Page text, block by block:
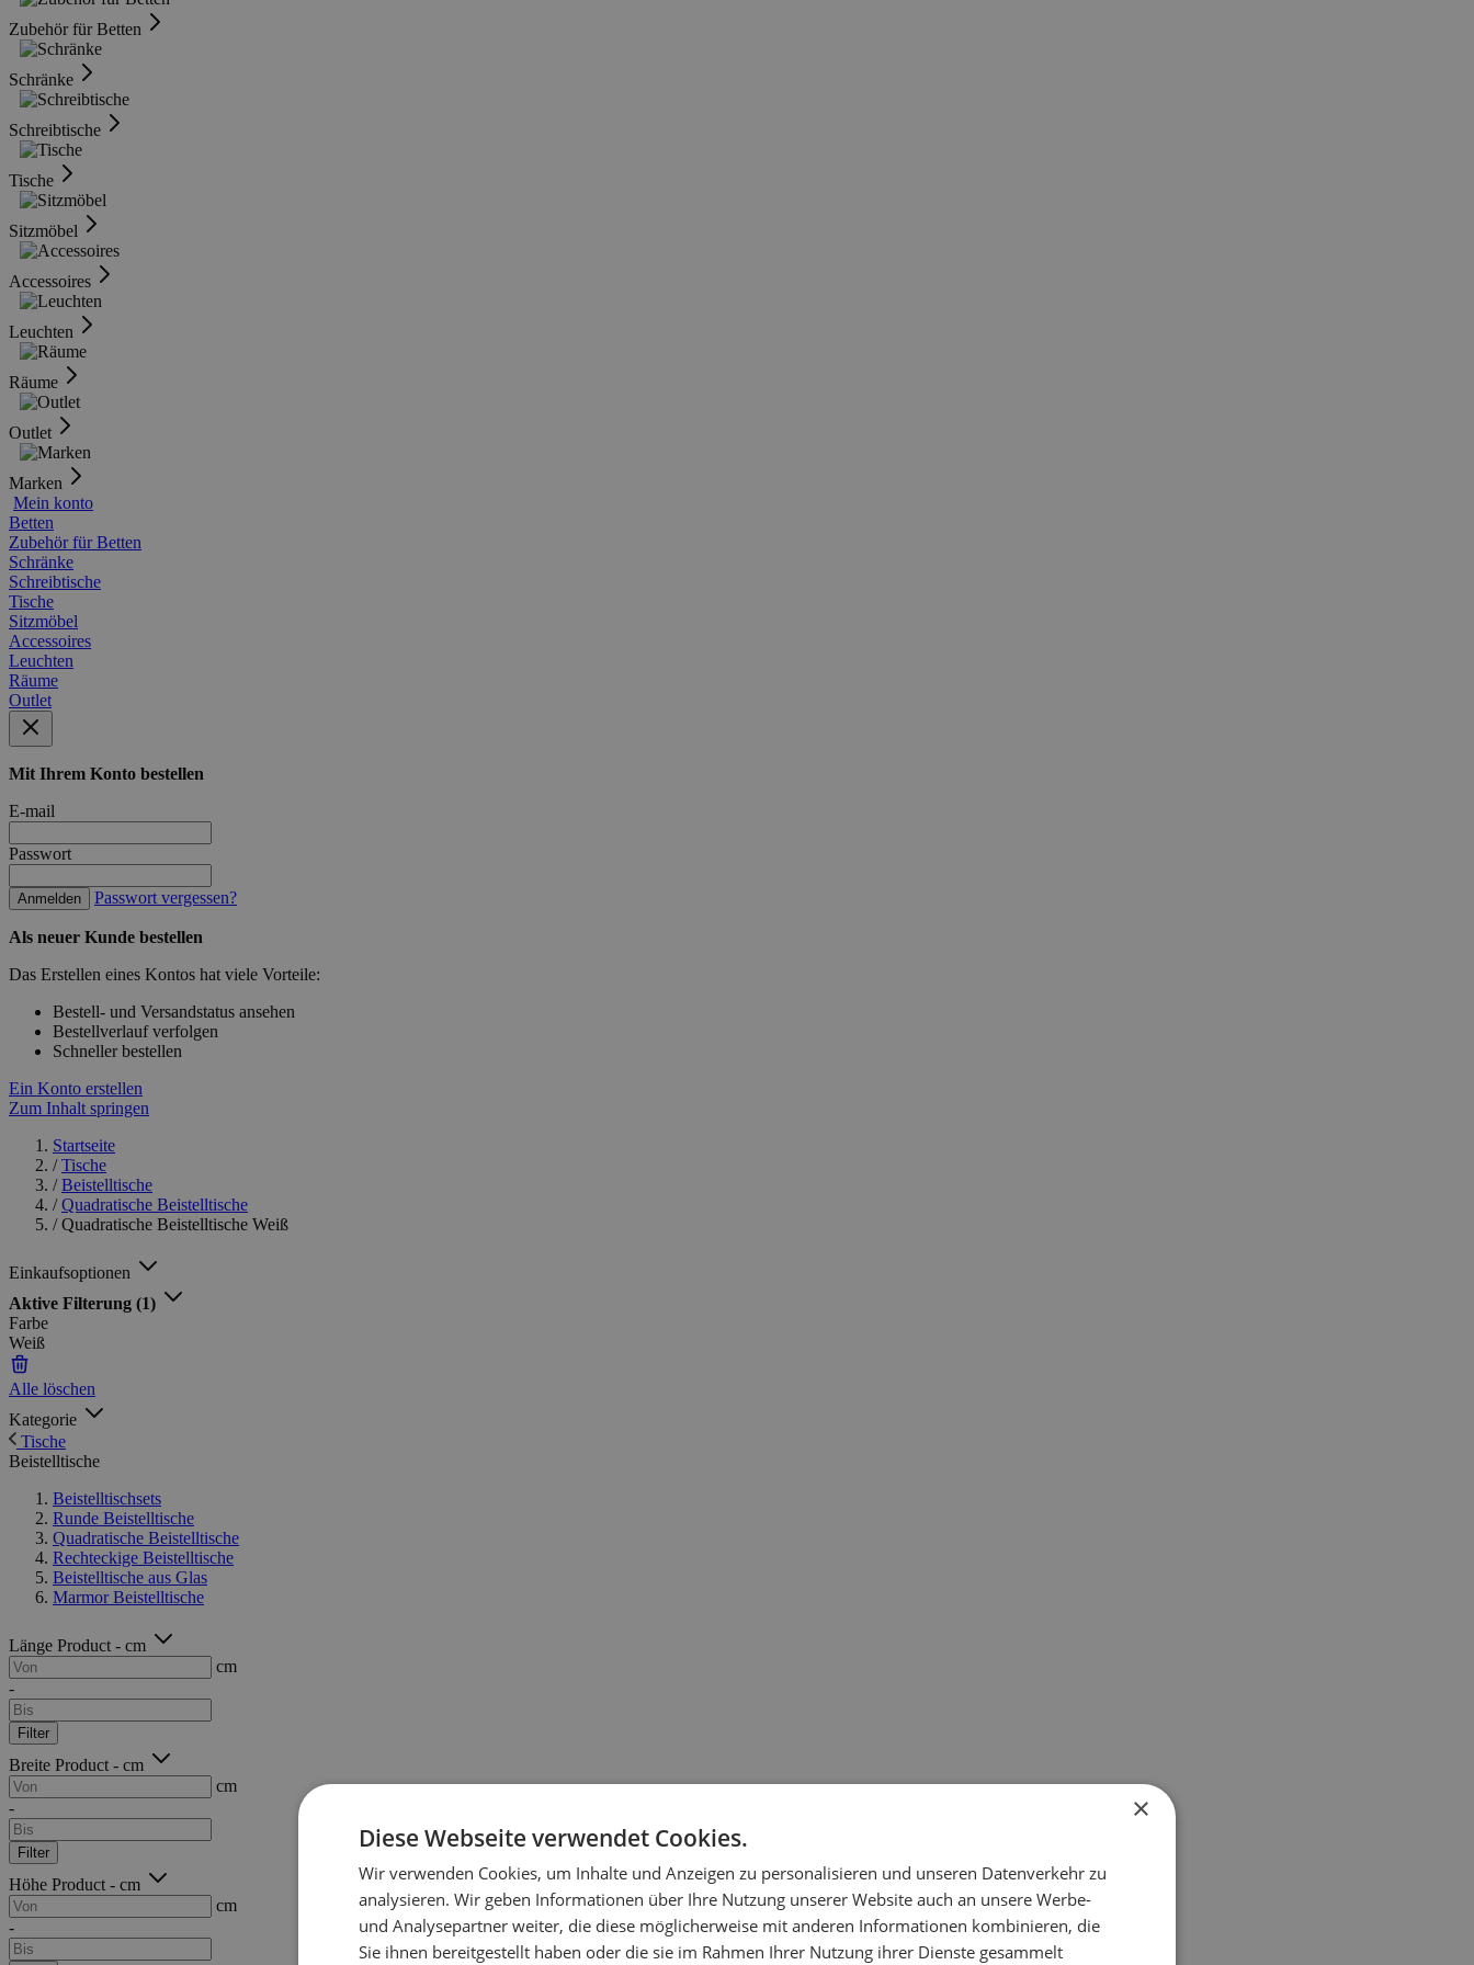
Zubehör für Betten
Schränke
Schreibtische
Tische
Sitzmöbel
Accessoires
Leuchten
Räume
Outlet
Marken
Mein konto
Betten
Zubehör für Betten
Schränke
Schreibtische
Tische
Sitzmöbel
Accessoires
Leuchten
Räume
Outlet
Mit Ihrem Konto bestellen
E-mail
Passwort
Anmelden Passwort vergessen?
Als neuer Kunde bestellen
Das Erstellen eines Kontos hat viele Vorteile:
Bestell- und Versandstatus ansehen
Bestellverlauf verfolgen
Schneller bestellen
Ein Konto erstellen
Zum Inhalt springen
Startseite
/ Tische
/ Beistelltische
/ Quadratische Beistelltische
/ Quadratische Beistelltische Weiß
Einkaufsoptionen
Aktive Filterung (1)
Farbe
Weiß
Alle löschen
Kategorie
Tische
Beistelltische
Beistelltischsets
Runde Beistelltische
Quadratische Beistelltische
Rechteckige Beistelltische
Beistelltische aus Glas
Marmor Beistelltische
Länge Product - cm
cm
-
Filter
Breite Product - cm
cm
-
Filter
Höhe Product - cm
cm
-
×
Diese Webseite verwendet Cookies.
Wir verwenden Cookies, um Inhalte und Anzeigen zu personalisieren und unseren Datenverkehr zu
analysieren. Wir geben Informationen über Ihre Nutzung unserer Website auch an unsere Werbe-
und Analysepartner weiter, die diese möglicherweise mit anderen Informationen kombinieren, die
Sie ihnen bereitgestellt haben oder die sie im Rahmen Ihrer Nutzung ihrer Dienste gesammelt